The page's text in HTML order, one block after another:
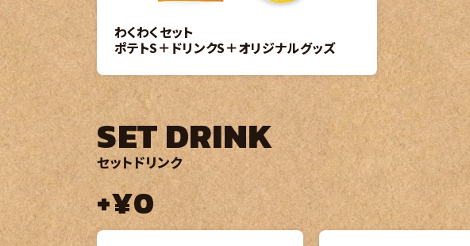
わくわくセット
ポテトS＋ドリンクS＋オリジナルグッズ
SET DRINK
セットドリンク
+¥0